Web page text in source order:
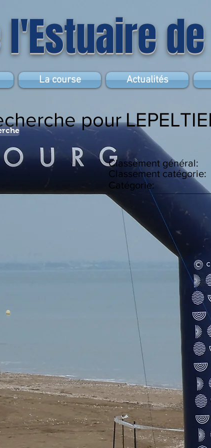
La course Actualités
pour
Catégorie:
Classement général:
Classement catégorie: